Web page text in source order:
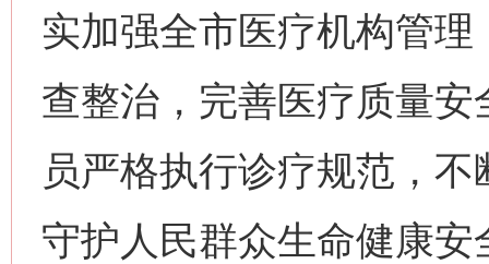
实加强全市医疗机构管
查整治，完善医疗质量
员严格执行诊疗规范，
守护人民群众生命健康